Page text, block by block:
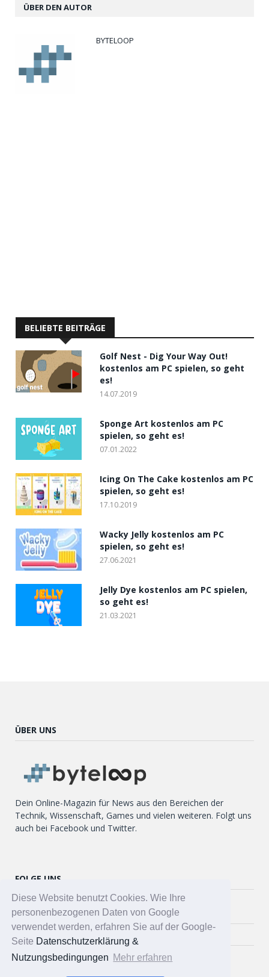
Diese Website benutzt Cookies. Wie Ihre
personenbezogenen Daten von Google
verwendet werden, erfahren Sie auf der Google-
Seite Datenschutzerklärung &
Nutzungsbedingungen Mehr erfahren
ÜBER DEN AUTOR
BYTELOOP
BELIEBTE BEITRÄGE
Golf Nest - Dig Your Way Out!
kostenlos am PC spielen, so geht
es!
14.07.2019
Sponge Art kostenlos am PC
spielen, so geht es!
07.01.2022
Icing On The Cake kostenlos am PC
spielen, so geht es!
17.10.2019
Wacky Jelly kostenlos am PC
spielen, so geht es!
27.06.2021
Jelly Dye kostenlos am PC spielen,
so geht es!
21.03.2021
ÜBER UNS
Dein Online-Magazin für News aus den Bereichen der
Technik, Wissenschaft, Games und vielen weiteren. Folgt uns
auch bei Facebook und Twitter.
FOLGE UNS
Twitter